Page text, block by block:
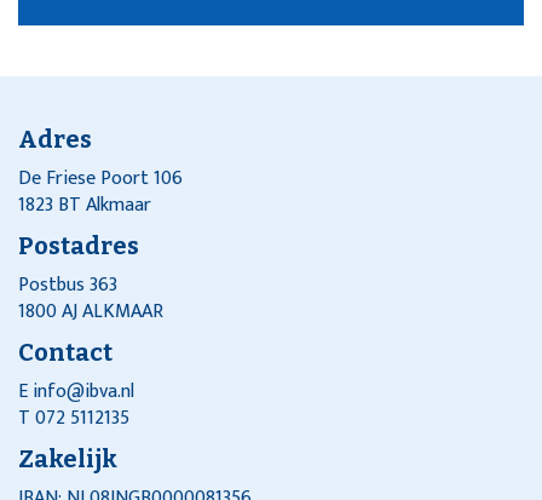
Adres
De Friese Poort 106
1823 BT Alkmaar
Postadres
Postbus 363
1800 AJ ALKMAAR
Contact
Einfo@ibva.nl
T 072 5112135
Zakelijk